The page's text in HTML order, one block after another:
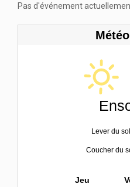
Pas d'événement
Lever du
Coucher du
Jeu